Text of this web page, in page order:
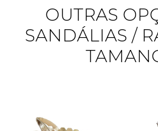
OUTRAS
SANDÁLIAS /